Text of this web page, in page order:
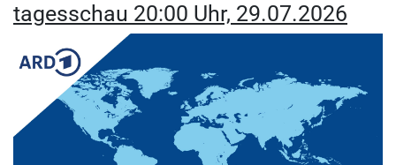
tagesschau 20:00 Uhr, 29.07.2026